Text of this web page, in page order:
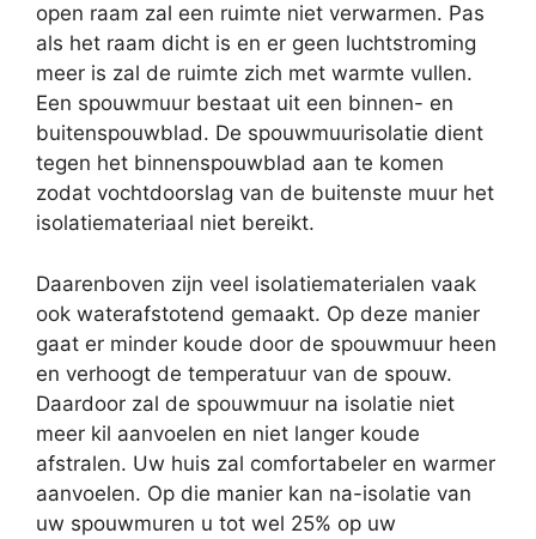
open raam zal een ruimte niet verwarmen. Pas
als het raam dicht is en er geen luchtstroming
meer is zal de ruimte zich met warmte vullen.
Een spouwmuur bestaat uit een binnen- en
buitenspouwblad. De spouwmuurisolatie dient
tegen het binnenspouwblad aan te komen
zodat vochtdoorslag van de buitenste muur het
isolatiemateriaal niet bereikt.
Daarenboven zijn veel isolatiematerialen vaak
ook waterafstotend gemaakt. Op deze manier
gaat er minder koude door de spouwmuur heen
en verhoogt de temperatuur van de spouw.
Daardoor zal de spouwmuur na isolatie niet
meer kil aanvoelen en niet langer koude
afstralen. Uw huis zal comfortabeler en warmer
aanvoelen. Op die manier kan na-isolatie van
uw spouwmuren u tot wel 25% op uw